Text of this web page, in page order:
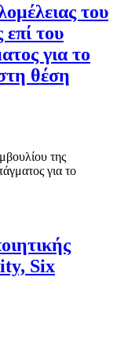
του
του
για το
θέση
της
για το
Six